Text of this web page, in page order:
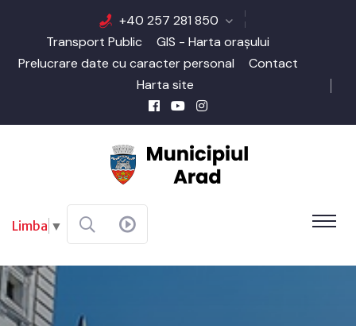
+40 257 281 850
Transport Public
GIS - Harta orașului
Prelucrare date cu caracter personal
Contact
Harta site
Limba ▼